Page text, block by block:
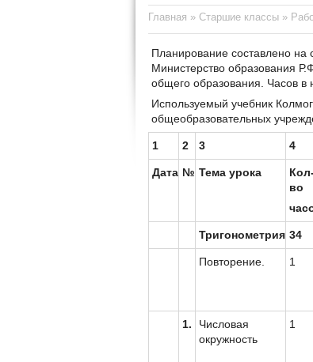
Главная » Старшие классы »
Планирование составлено
Министерство образования
общего образования. Часов в
Используемый учебник
общеобразовательных
1 2 3 4
Дата № Тема урока
во
Тригонометрия 34
Повторение. 1
1.
Числовая
окружность
1